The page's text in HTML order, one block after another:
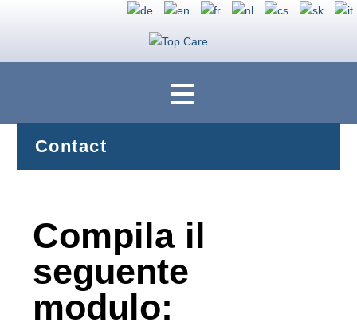
Ihre Polstermöbel rundum geschützt mit Top Care Fleckenschutz
Contact
Compila il
seguente
modulo: